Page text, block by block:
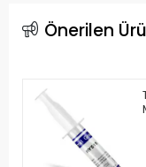
Önerilen